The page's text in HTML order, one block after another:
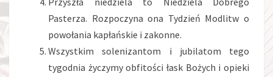
Pasterza. Rozpoczyna ona Tydzień Modlitw o
powołania kapłańskie i zakonne.
Wszystkim solenizantom i jubilatom tego
tygodnia życzymy obfitości łask Bożych i opieki